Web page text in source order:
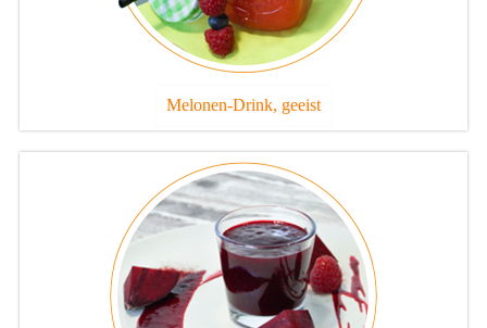
Melonen-Drink, geeist